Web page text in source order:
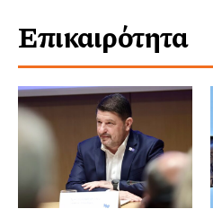
Επικαιρότητα